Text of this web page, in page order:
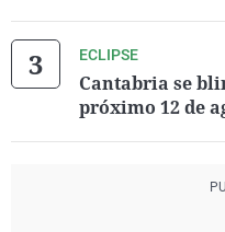
ECLIPSE
Cantabria se
próximo 12 de